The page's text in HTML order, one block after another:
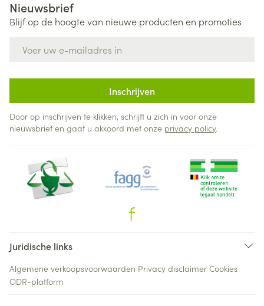
Nieuwsbrief
Blijf op de hoogte van nieuwe producten en promoties
Inschrijven
Door op inschrijven te klikken, schrijft u zich in voor onze
nieuwsbrief en gaat u akkoord met onze privacy policy.
Juridische links
Algemene verkoopsvoorwaarden Privacy disclaimer Cookies
ODR-platform